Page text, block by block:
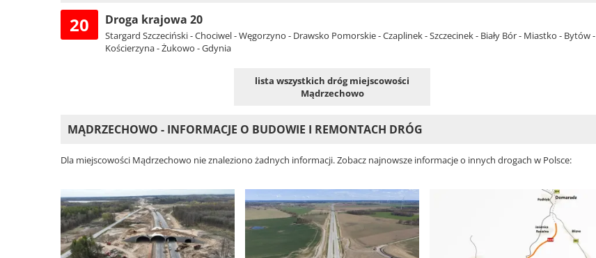
20 Droga krajowa 20
Stargard Szczeciński - Chociwel - Węgorzyno - Drawsko Pomorskie - Czaplinek - Szczecinek - Biały Bór - Miastko - Bytów -
Kościerzyna - Żukowo - Gdynia
lista wszystkich dróg miejscowości
Mądrzechowo
MĄDRZECHOWO - INFORMACJE O BUDOWIE I REMONTACH DRÓG
Dla miejscowości Mądrzechowo nie znaleziono żadnych informacji. Zobacz najnowsze informacje o innych drogach w Polsce: